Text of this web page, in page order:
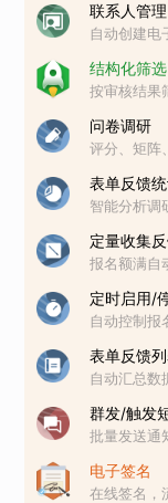
联系人管理
自动创建电
结构化筛选
按审核结果
问卷调研
评分、矩阵
表单反馈
智能分析调
定量收集
报名额满自
定时启用/
自动控制报
表单反馈
自动汇总数
群发/触发
批量发送通
电子签名
在线签名，